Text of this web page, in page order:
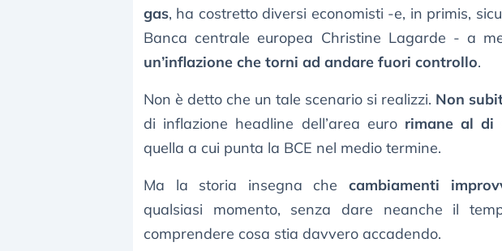
gas, ha costretto diversi economisti -e, in primis,
Banca centrale europea Christine Lagarde - a
un’inflazione che torni ad andare fuori controllo.
Non è detto che un tale scenario si realizzi. Non
di inflazione headline dell’area euro rimane al di
quella a cui punta la BCE nel medio termine.
Ma la storia insegna che cambiamenti
qualsiasi momento, senza dare neanche il
comprendere cosa stia davvero accadendo.